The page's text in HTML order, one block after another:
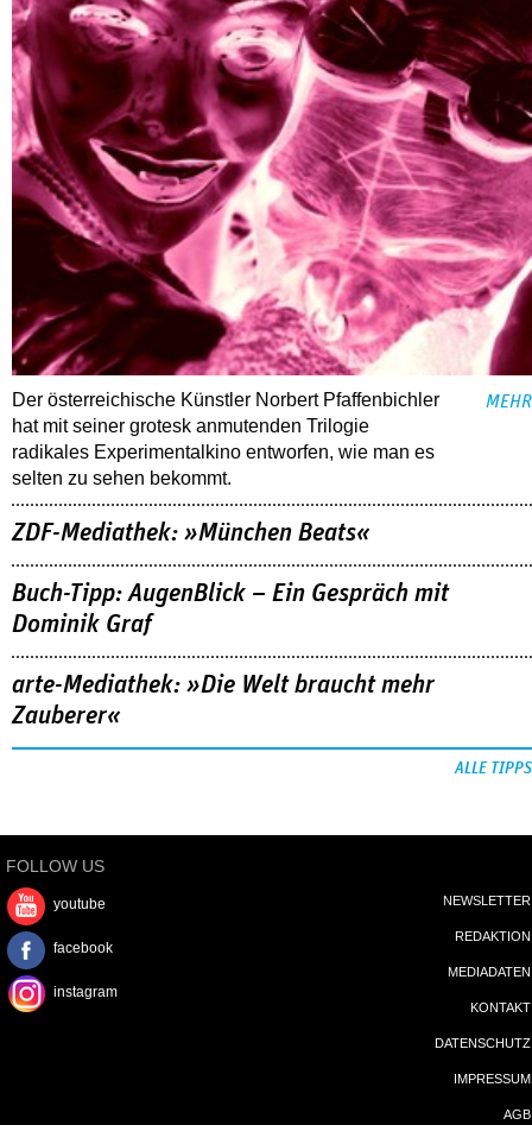
Der österreichische Künstler Norbert Pfaffenbichler
hat mit seiner grotesk anmutenden Trilogie
radikales Experimentalkino entworfen, wie man es
selten zu sehen bekommt.
MEHR
ZDF-Mediathek: »München Beats«
Buch-Tipp: AugenBlick – Ein Gespräch mit
Dominik Graf
arte-Mediathek: »Die Welt braucht mehr
Zauberer«
ALLE TIPPS
FOLLOW US
youtube
facebook
instagram
NEWSLETTER
REDAKTION
MEDIADATEN
KONTAKT
DATENSCHUTZ
IMPRESSUM
AGB